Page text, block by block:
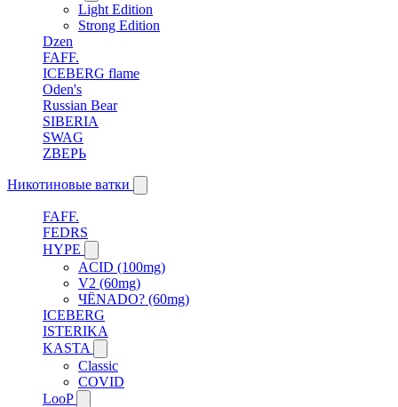
Light Edition
Strong Edition
Dzen
FAFF.
ICEBERG flame
Oden's
Russian Bear
SIBERIA
SWAG
ZВЕРЬ
Никотиновые ватки
FAFF.
FEDRS
HYPE
ACID (100mg)
V2 (60mg)
ЧЁNADO? (60mg)
ICEBERG
ISTERIKA
KASTA
Classic
COVID
LooP